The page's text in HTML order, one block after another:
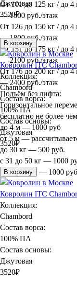
От 101 до 125 кг / до
— 1500 руб./этаж
От 126 до 150 кг / до
— 1800 руб./этаж
От 151 до 175 кг / до
— 2100 руб./этаж
От 176 до 200 кг / до
— 2400 руб./этаж
Подъём без лифта:
Горизонтальное
бесплатно не более
до 4 м — 1000 руб
от 5 м —
до 30 кг — 500 руб.
с 31 до 50 кг — 1000
более 50 кг — 1000
Джутовая
3520₽
В корзину
Ковролин ITC
Коллекция:
Chambord
Состав ворса:
100% ПА
Состав основы:
Джутовая
3520₽
В корзину
Ковролин ITC
Коллекция:
Chambord
Состав ворса:
100% ПА
Состав основы:
Джутовая
3520₽